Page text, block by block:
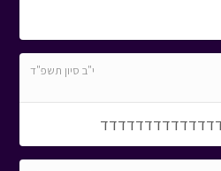
י"ב סיון תשפ"ד